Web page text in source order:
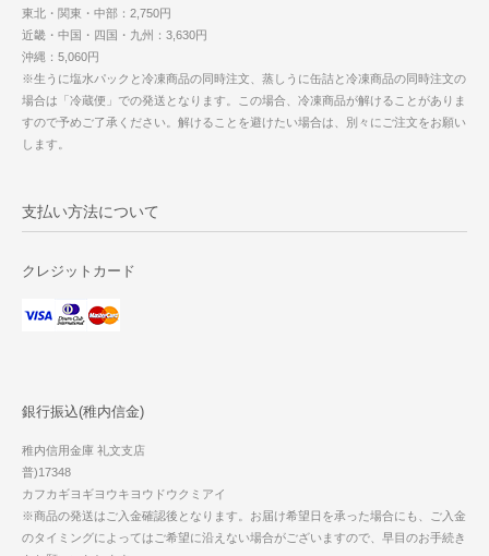
東北・関東・中部：2,750円
近畿・中国・四国・九州：3,630円
沖縄：5,060円
※生うに塩水パックと冷凍商品の同時注文、蒸しうに缶詰と冷凍商品の同時注文の
場合は「冷蔵便」での発送となります。この場合、冷凍商品が解けることがありま
すので予めご了承ください。解けることを避けたい場合は、別々にご注文をお願い
します。
支払い方法について
クレジットカード
銀行振込(稚内信金)
稚内信用金庫 礼文支店
普)17348
カフカギヨギヨウキヨウドウクミアイ
※商品の発送はご入金確認後となります。お届け希望日を承った場合にも、ご入金
のタイミングによってはご希望に沿えない場合がございますので、早目のお手続き